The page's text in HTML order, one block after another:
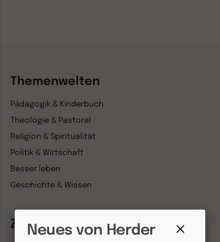
Themenwelten
Pädagogik & Kinderbuch
Theologie & Pastoral
Religion & Spiritualität
Politik & Wirtschaft
Besser leben
Geschichte & Wissen
Zeitschriften
Neues von Herder